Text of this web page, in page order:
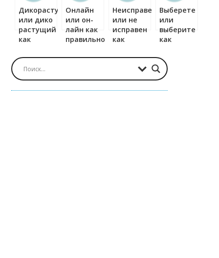
Дикорастущий
или дико
растущий
как
Онлайн
или он-
лайн как
правильно?
Неисправен
или не
исправен
как
Выберете
или
выберите
как